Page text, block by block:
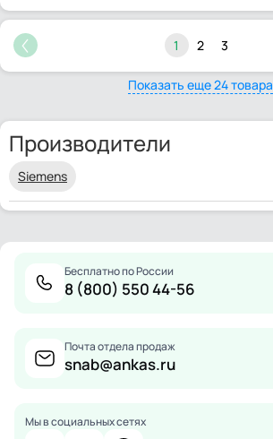
1 2 3
Показать еще 24 товара
Производители
Siemens
Бесплатно по России
8 (800) 550 44-56
Почта отдела продаж
snab@ankas.ru
Мы в социальных сетях